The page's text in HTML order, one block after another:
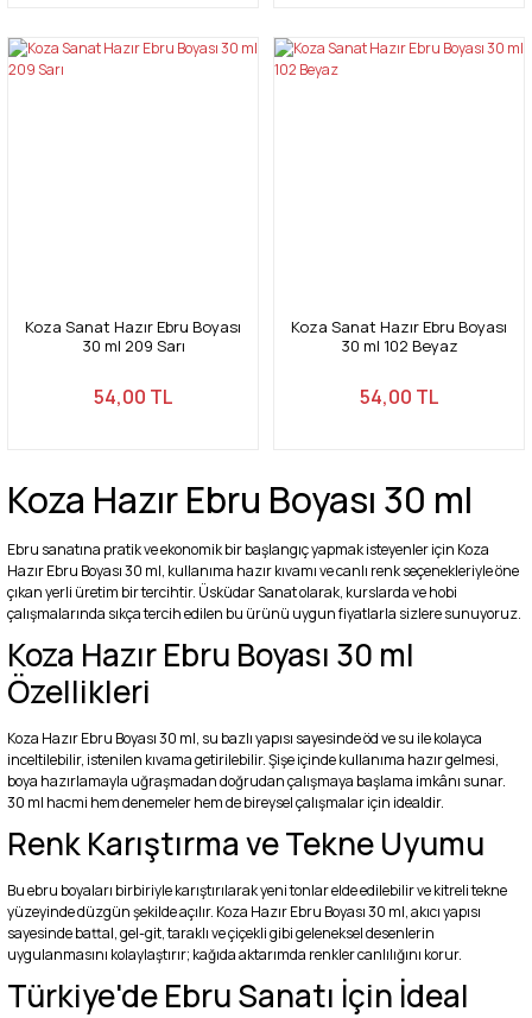
Koza Sanat Hazır Ebru Boyası
30 ml 209 Sarı
54,00 TL
Koza Sanat Hazır Ebru Boyası
30 ml 102 Beyaz
54,00 TL
Koza Hazır Ebru Boyası 30 ml
Ebru sanatına pratik ve ekonomik bir başlangıç yapmak isteyenler için Koza
Hazır Ebru Boyası 30 ml, kullanıma hazır kıvamı ve canlı renk seçenekleriyle öne
çıkan yerli üretim bir tercihtir. Üsküdar Sanat olarak, kurslarda ve hobi
çalışmalarında sıkça tercih edilen bu ürünü uygun fiyatlarla sizlere sunuyoruz.
Koza Hazır Ebru Boyası 30 ml
Özellikleri
Koza Hazır Ebru Boyası 30 ml, su bazlı yapısı sayesinde öd ve su ile kolayca
inceltilebilir, istenilen kıvama getirilebilir. Şişe içinde kullanıma hazır gelmesi,
boya hazırlamayla uğraşmadan doğrudan çalışmaya başlama imkânı sunar.
30 ml hacmi hem denemeler hem de bireysel çalışmalar için idealdir.
Renk Karıştırma ve Tekne Uyumu
Bu ebru boyaları birbiriyle karıştırılarak yeni tonlar elde edilebilir ve kitreli tekne
yüzeyinde düzgün şekilde açılır. Koza Hazır Ebru Boyası 30 ml, akıcı yapısı
sayesinde battal, gel-git, taraklı ve çiçekli gibi geleneksel desenlerin
uygulanmasını kolaylaştırır; kağıda aktarımda renkler canlılığını korur.
Türkiye'de Ebru Sanatı İçin İdeal